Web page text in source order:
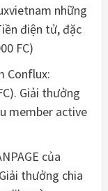
những
điện tử, đặc
FC)
Conflux:
Giải thưởng
member active
của
thưởng chia